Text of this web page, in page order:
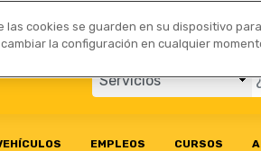
Socios Comerciales
EMPLEOS CURSOS
las cookies se guarden en su dispositivo
la configuración en cualquier